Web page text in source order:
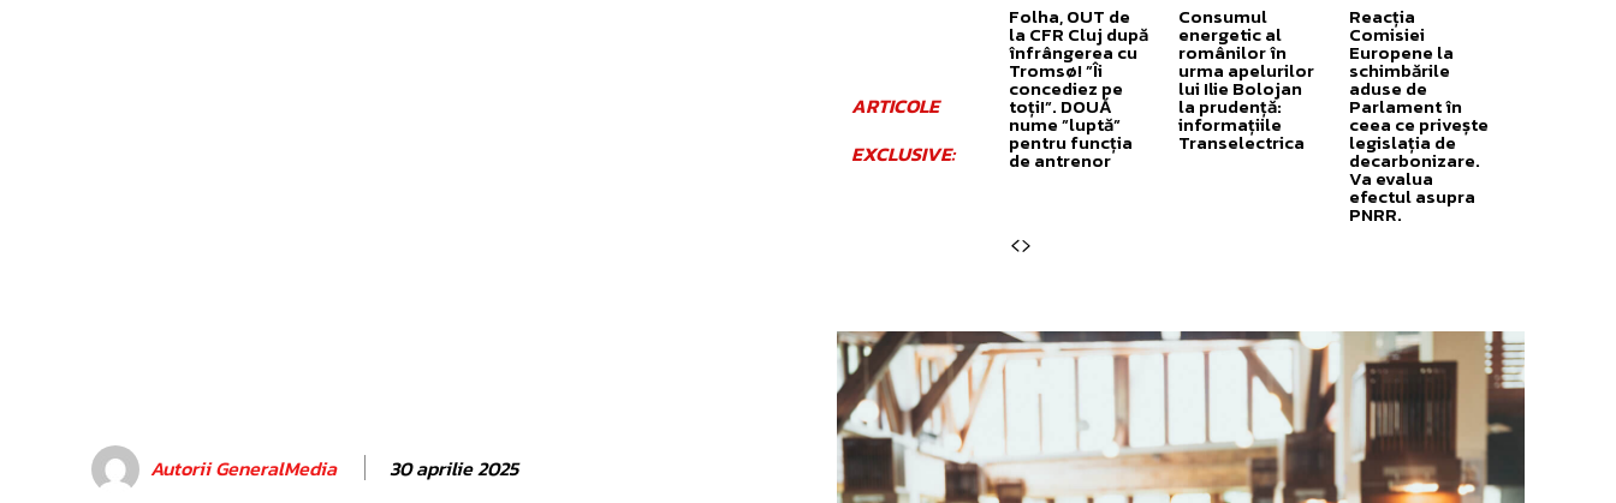
ARTICOLE
EXCLUSIVE:
Folha, OUT de
la CFR Cluj după
înfrângerea cu
Tromsø! ”Îi
concediez pe
toți!”. DOUĂ
nume ”luptă”
pentru funcția
de antrenor
Consumul
energetic al
românilor în
urma apelurilor
lui Ilie Bolojan
la prudență:
informațiile
Transelectrica
Reacția
Comisiei
Europene la
schimbările
aduse de
Parlament în
ceea ce privește
legislația de
decarbonizare.
Va evalua
efectul asupra
PNRR.
Autorii GeneralMedia 30 aprilie 2025